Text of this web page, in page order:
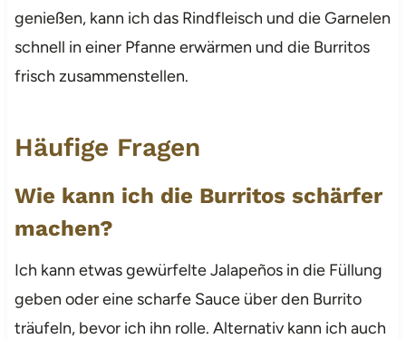
genießen, kann ich das Rindfleisch und die Garnelen
schnell in einer Pfanne erwärmen und die Burritos
frisch zusammenstellen.
Häufige Fragen
Wie kann ich die Burritos schärfer
machen?
Ich kann etwas gewürfelte Jalapeños in die Füllung
geben oder eine scharfe Sauce über den Burrito
träufeln, bevor ich ihn rolle. Alternativ kann ich auch